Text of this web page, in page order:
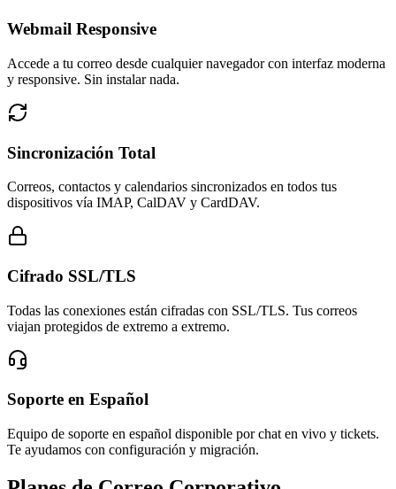
Webmail Responsive
Accede a tu correo desde cualquier navegador con interfaz moderna
y responsive. Sin instalar nada.
Sincronización Total
Correos, contactos y calendarios sincronizados en todos tus
dispositivos vía IMAP, CalDAV y CardDAV.
Cifrado SSL/TLS
Todas las conexiones están cifradas con SSL/TLS. Tus correos
viajan protegidos de extremo a extremo.
Soporte en Español
Equipo de soporte en español disponible por chat en vivo y tickets.
Te ayudamos con configuración y migración.